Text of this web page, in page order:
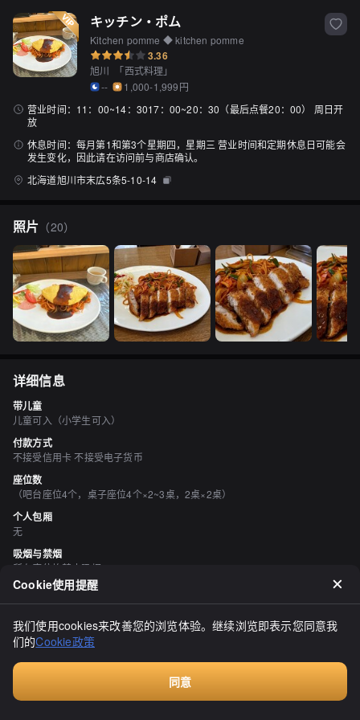
キッチン・ポム
Kitchen pomme ◆ kitchen pomme
3.36
旭川 「西式料理 」
--
1,000-1,999円
营业时间： 11：00~14：3017：00~20：30（最后点餐20：00） 周日开
放
休息时间： 每月第1和第3个星期四，星期三 营业时间和定期休息日可能会
发生变化，因此请在访问前与商店确认。
北海道旭川市末広5条5-10-14
照片 （20）
详细信息
带儿童
儿童可入（小学生可入）
付款方式
不接受信用卡 不接受电子货币
座位数
（吧台座位4个，桌子座位4个×2~3桌，2桌×2桌）
个人包厢
无
吸烟与禁烟
所有座位均禁止吸烟
停车场
有
空间与设备
有吧台座位
Cookie使用提醒
我们使用cookies来改善您的浏览体验。继续浏览即表示您同意我
们的Cookie政策
同意